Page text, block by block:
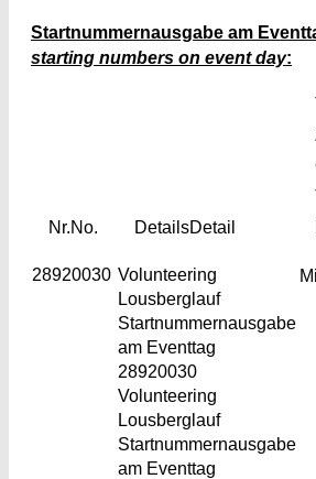
Startnummernausgabe am
starting numbers on event day:
Nr.No. DetailsDetail
28920030 Volunteering
Lousberglauf
Startnummernausgabe
am Eventtag
28920030
Volunteering
Lousberglauf
Startnummernausgabe
am Eventtag
Mi